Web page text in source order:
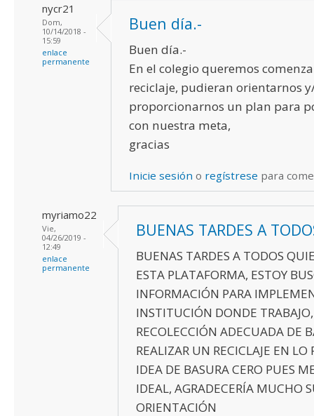
nycr21
Dom,
10/14/2018 -
15:59
enlace
permanente
Buen día.-
Buen día.-
En el colegio queremos
reciclaje, pudieran orientarnos
proporcionarnos un plan para
con nuestra meta,
gracias
Inicie sesión o regístrese para
myriamo22
Vie,
04/26/2019 -
12:49
enlace
permanente
BUENAS TARDES A
BUENAS TARDES A TODOS
ESTA PLATAFORMA, ESTOY
INFORMACIÓN PARA
INSTITUCIÓN DONDE
RECOLECCIÓN ADECUADA DE
REALIZAR UN RECICLAJE EN LO
IDEA DE BASURA CERO PUES
IDEAL, AGRADECERÍA MUCHO
ORIENTACIÓN